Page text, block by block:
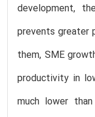
development,
prevents greater
them, SME
productivity in
much lower